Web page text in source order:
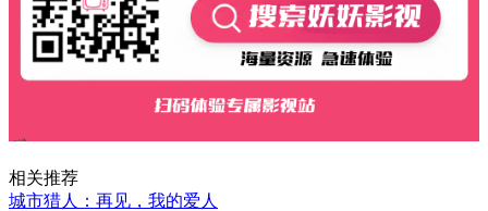
相关推荐
城市猎人：再见，我的爱人